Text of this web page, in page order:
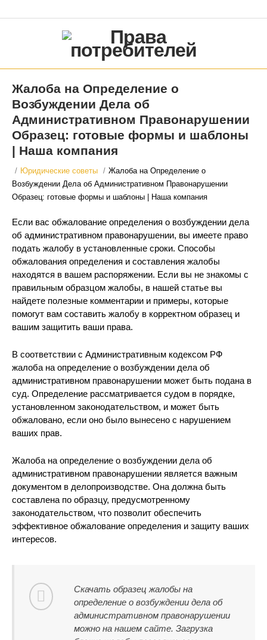
Жалоба на Определение о
Возбуждении Дела об
Административном Правонарушении
Образец: готовые формы и шаблоны
| Наша компания
/ Юридические советы / Жалоба на Определение о
Возбуждении Дела об Административном Правонарушении
Образец: готовые формы и шаблоны | Наша компания
Если вас обжалование определения о возбуждении дела
об административном правонарушении, вы имеете право
подать жалобу в установленные сроки. Способы
обжалования определения и составления жалобы
находятся в вашем распоряжении. Если вы не знакомы с
правильным образцом жалобы, в нашей статье вы
найдете полезные комментарии и примеры, которые
помогут вам составить жалобу в корректном образец и
вашим защитить ваши права.
В соответствии с Административным кодексом РФ
жалоба на определение о возбуждении дела об
административном правонарушении может быть подана в
суд. Определение рассматривается судом в порядке,
установленном законодательством, и может быть
обжаловано, если оно было вынесено с нарушением
ваших прав.
Жалоба на определение о возбуждении дела об
административном правонарушении является важным
документом в делопроизводстве. Она должна быть
составлена по образцу, предусмотренному
законодательством, что позволит обеспечить
эффективное обжалование определения и защиту ваших
интересов.
Скачать образец жалобы на
определение о возбуждении дела об
административном правонарушении
можно на нашем сайте. Загрузка